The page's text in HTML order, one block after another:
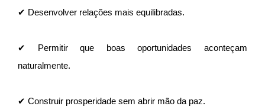
✔ Desenvolver relações mais equilibradas.
✔ Permitir que boas oportunidades aconteçam
naturalmente.
✔ Construir prosperidade sem abrir mão da paz.